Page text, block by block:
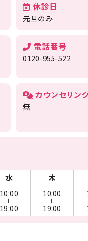
休診日
元旦のみ
電話番号
0120-955-522
カウンセリン
無
水 木
10:00
19:00
10:00
19:00